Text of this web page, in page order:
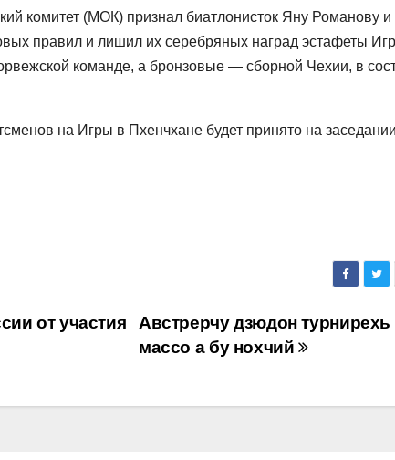
комитет (МОК) признал биатлонисток Яну Романову и
правил и лишил их серебряных наград эстафеты
команде, а бронзовые — сборной Чехии, в
на Игры в Пхенчхане будет принято на
Австрерчу дзюдон
массо а бу нохчий
от участия